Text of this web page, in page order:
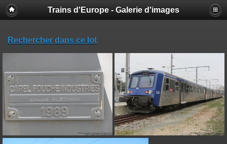
Trains d'Europe - Galerie d'images
Rechercher dans ce lot